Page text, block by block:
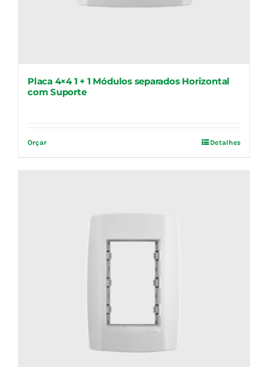
Placa 4×4 1 + 1 Módulos separados Horizontal
com Suporte
Orçar Detalhes